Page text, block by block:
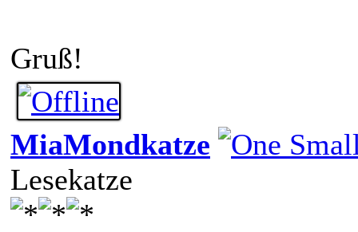
Gruß!
MiaMondkatze
Lesekatze